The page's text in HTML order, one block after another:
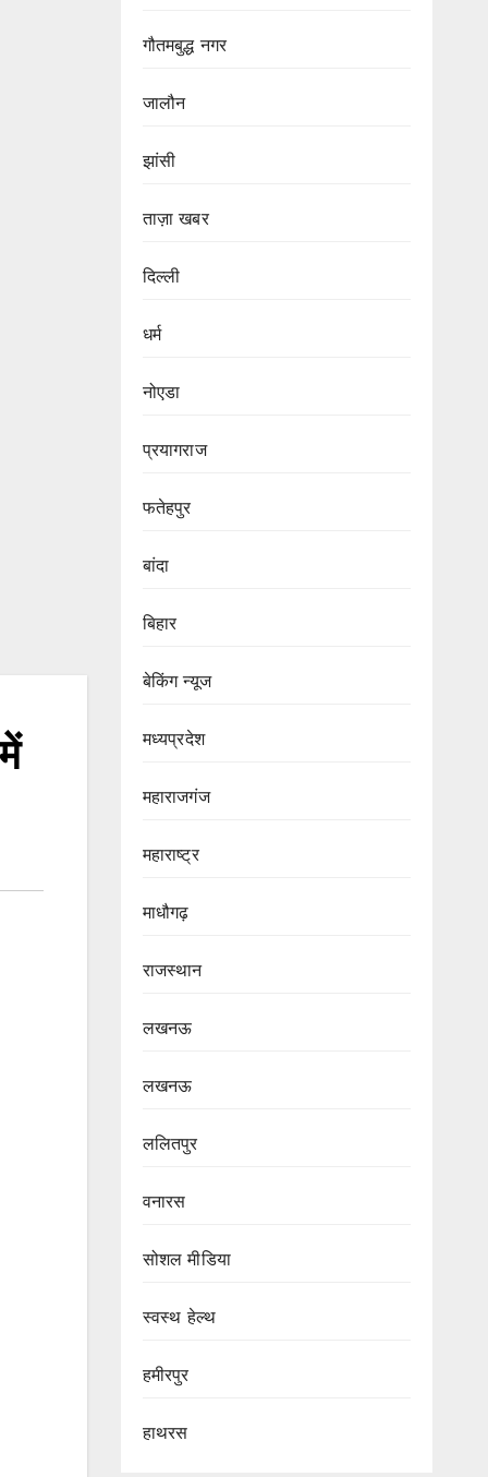
गौतमबुद्ध नगर
जालौन
झांसी
ताज़ा खबर
दिल्ली
धर्म
नोएडा
प्रयागराज
फतेहपुर
बांदा
बिहार
बेकिंग न्यूज
मध्यप्रदेश
महाराजगंज
महाराष्ट्र
माधौगढ़
राजस्थान
लखनऊ
लखनऊ
ललितपुर
वनारस
सोशल मीडिया
स्वस्थ हेल्थ
हमीरपुर
हाथरस